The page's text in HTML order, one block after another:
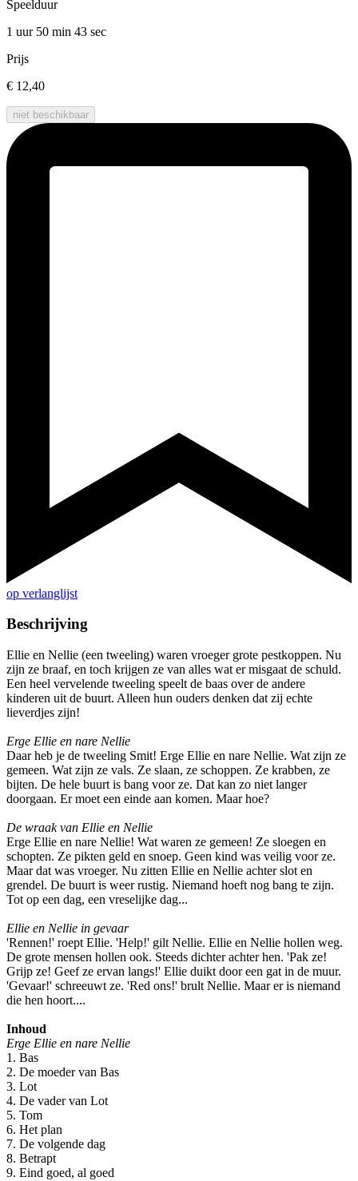
Speelduur
1 uur 50 min 43 sec
Prijs
€ 12,40
niet beschikbaar
op verlanglijst
Beschrijving
Ellie en Nellie (een tweeling) waren vroeger grote pestkoppen. Nu
zijn ze braaf, en toch krijgen ze van alles wat er misgaat de schuld.
Een heel vervelende tweeling speelt de baas over de andere
kinderen uit de buurt. Alleen hun ouders denken dat zij echte
lieverdjes zijn!
Erge Ellie en nare Nellie
Daar heb je de tweeling Smit! Erge Ellie en nare Nellie. Wat zijn ze
gemeen. Wat zijn ze vals. Ze slaan, ze schoppen. Ze krabben, ze
bijten. De hele buurt is bang voor ze. Dat kan zo niet langer
doorgaan. Er moet een einde aan komen. Maar hoe?
De wraak van Ellie en Nellie
Erge Ellie en nare Nellie! Wat waren ze gemeen! Ze sloegen en
schopten. Ze pikten geld en snoep. Geen kind was veilig voor ze.
Maar dat was vroeger. Nu zitten Ellie en Nellie achter slot en
grendel. De buurt is weer rustig. Niemand hoeft nog bang te zijn.
Tot op een dag, een vreselijke dag...
Ellie en Nellie in gevaar
'Rennen!' roept Ellie. 'Help!' gilt Nellie. Ellie en Nellie hollen weg.
De grote mensen hollen ook. Steeds dichter achter hen. 'Pak ze!
Grijp ze! Geef ze ervan langs!' Ellie duikt door een gat in de muur.
'Gevaar!' schreeuwt ze. 'Red ons!' brult Nellie. Maar er is niemand
die hen hoort....
Inhoud
Erge Ellie en nare Nellie
1. Bas
2. De moeder van Bas
3. Lot
4. De vader van Lot
5. Tom
6. Het plan
7. De volgende dag
8. Betrapt
9. Eind goed, al goed